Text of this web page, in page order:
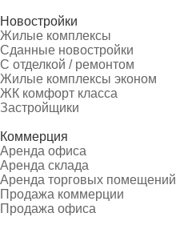
Новостройки
Жилые комплексы
Сданные новостройки
С отделкой / ремонтом
Жилые комплексы эконом
ЖК комфорт класса
Застройщики
Коммерция
Аренда офиса
Аренда склада
Аренда торговых помещений
Продажа коммерции
Продажа офиса